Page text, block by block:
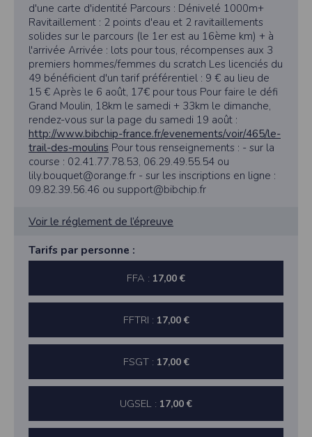
d'une carte d'identité Parcours : Dénivelé 1000m+
Ravitaillement : 2 points d'eau et 2 ravitaillements
solides sur le parcours (le 1er est au 16ème km) + à
l'arrivée Arrivée : lots pour tous, récompenses aux 3
premiers hommes/femmes du scratch Les licenciés du
49 bénéficient d'un tarif préférentiel : 9 € au lieu de
15 € Après le 6 août, 17€ pour tous Pour faire le défi
Grand Moulin, 18km le samedi + 33km le dimanche,
rendez-vous sur la page du samedi 19 août :
http://www.bibchip-france.fr/evenements/voir/465/le-
trail-des-moulins Pour tous renseignements : - sur la
course : 02.41.77.78.53, 06.29.49.55.54 ou
lily.bouquet@orange.fr - sur les inscriptions en ligne :
09.82.39.56.46 ou support@bibchip.fr
Voir le réglement de l’épreuve
Tarifs par personne :
FFA : 17,00 €
FFTRI : 17,00 €
FSGT : 17,00 €
UGSEL : 17,00 €